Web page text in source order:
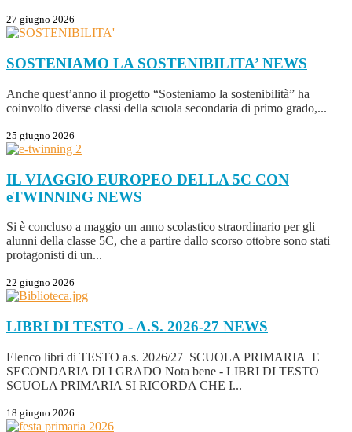
27 giugno 2026
SOSTENIAMO LA SOSTENIBILITA’ NEWS
Anche quest’anno il progetto “Sosteniamo la sostenibilità” ha
coinvolto diverse classi della scuola secondaria di primo grado,...
25 giugno 2026
IL VIAGGIO EUROPEO DELLA 5C CON
eTWINNING NEWS
Si è concluso a maggio un anno scolastico straordinario per gli
alunni della classe 5C, che a partire dallo scorso ottobre sono stati
protagonisti di un...
22 giugno 2026
LIBRI DI TESTO - A.S. 2026-27 NEWS
Elenco libri di TESTO a.s. 2026/27 SCUOLA PRIMARIA E
SECONDARIA DI I GRADO Nota bene - LIBRI DI TESTO
SCUOLA PRIMARIA SI RICORDA CHE I...
18 giugno 2026